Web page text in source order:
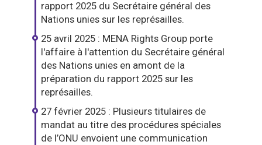
rapport 2025 du Secrétaire général des
Nations unies sur les représailles.
25 avril 2025 : MENA Rights Group porte
l'affaire à l'attention du Secrétaire général
des Nations unies en amont de la
préparation du rapport 2025 sur les
représailles.
27 février 2025 : Plusieurs titulaires de
mandat au titre des procédures spéciales
de l’ONU envoient une communication